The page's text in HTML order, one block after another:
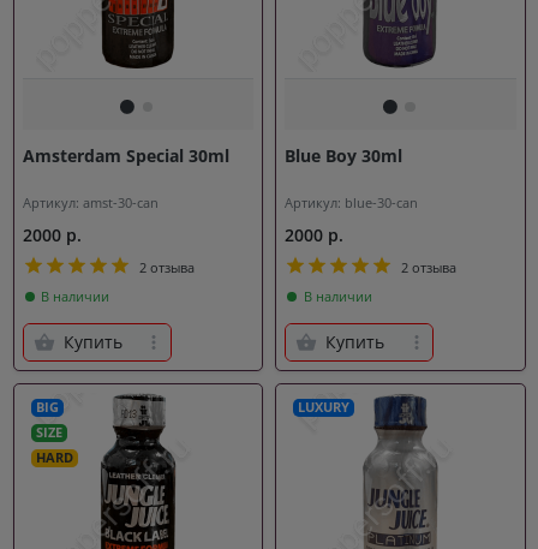
Amsterdam Special 30ml
Артикул: amst-30-can
2000 р.
2 отзыва
В наличии
Купить
Blue Boy 30ml
Артикул: blue-30-can
2000 р.
2 отзыва
В наличии
Купить
BIG
SIZE
HARD
LUXURY